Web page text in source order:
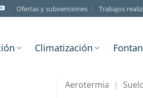
Ofertas y subvenciones Trabajos
Climatización
Aerotermia |